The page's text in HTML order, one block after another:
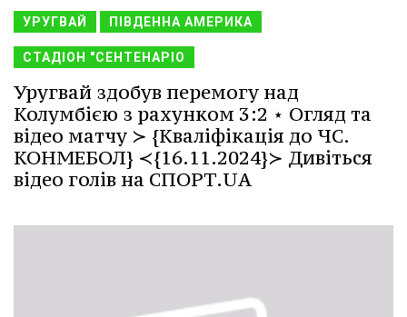
УРУГВАЙ ПІВДЕННА АМЕРИКА
СТАДІОН "СЕНТЕНАРІО
Уругвай здобув перемогу над
Колумбією з рахунком 3:2 ⋆ Огляд та
відео матчу ≻ {Кваліфікація до ЧС.
КОНМЕБОЛ} ≺{16.11.2024}≻ Дивіться
відео голів на СПОРТ.UA